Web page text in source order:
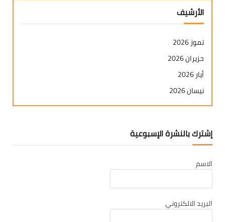
الأرشيف
تموز 2026
حزيران 2026
أيار 2026
نيسان 2026
آذار 2026
كانون ثاني 2026
تشرين ثاني 2025
تشرين أول 2025
أيلول 2025
إشترك بالنشرة الإسبوعية
الاسم
البريد الالكتروني